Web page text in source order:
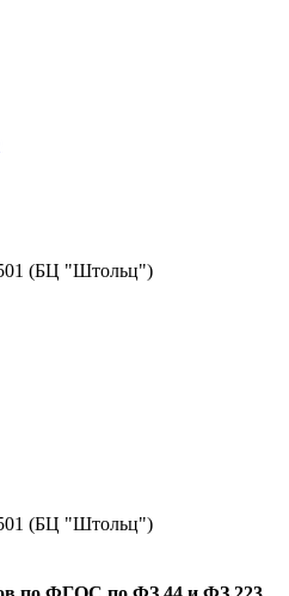
(БЦ "Штольц")
(БЦ "Штольц")